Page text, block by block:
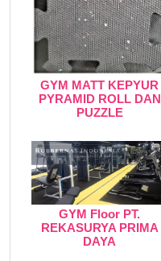
GYM MATT KEPYUR
PYRAMID ROLL DAN
PUZZLE
GYM Floor PT.
REKASURYA PRIMA
DAYA